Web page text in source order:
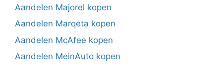
Aandelen Majorel kopen
Aandelen Marqeta kopen
Aandelen McAfee kopen
Aandelen MeinAuto kopen